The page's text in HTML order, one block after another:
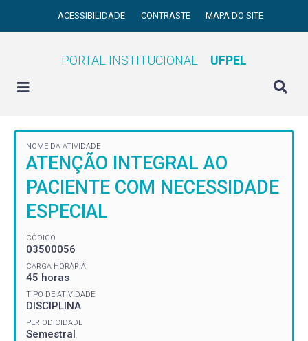
ACESSIBILIDADE CONTRASTE MAPA DO SITE
PORTAL INSTITUCIONAL UFPEL
NOME DA ATIVIDADE
ATENÇÃO INTEGRAL AO
PACIENTE COM NECESSIDADE
ESPECIAL
CÓDIGO
03500056
CARGA HORÁRIA
45 horas
TIPO DE ATIVIDADE
DISCIPLINA
PERIODICIDADE
Semestral